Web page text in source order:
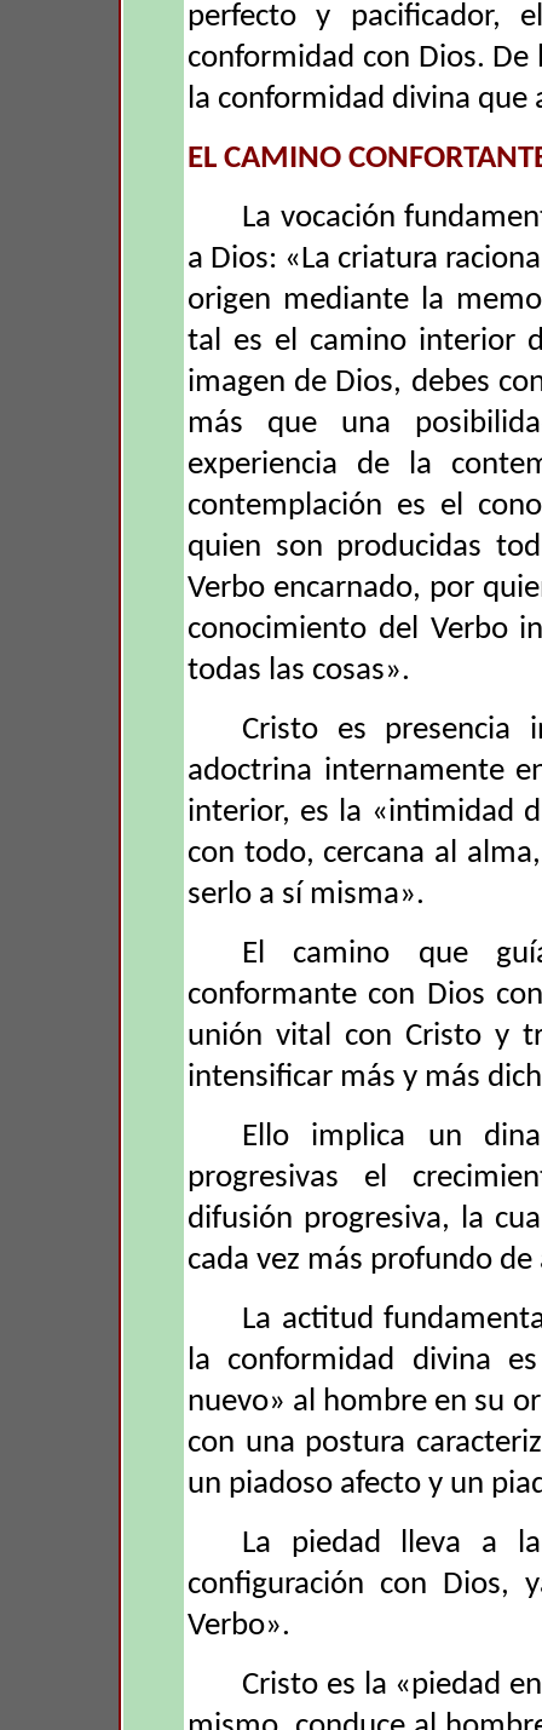
perfecto y pacificador,
conformidad con Dios.
la conformidad divina que
EL CAMINO
La vocación
a Dios: «La criatura
origen mediante la
tal es el camino interior
imagen de Dios, debes
más que una
experiencia de la
contemplación es el
quien son producidas
Verbo encarnado, por
conocimiento del Verbo
todas las cosas».
Cristo es presencia
adoctrina internamente
interior, es la «intimidad
con todo, cercana al
serlo a sí misma».
El camino que
conformante con Dios
unión vital con Cristo y
intensificar más y más
Ello implica un
progresivas el
difusión progresiva, la
cada vez más profundo
La actitud
la conformidad divina
nuevo» al hombre en su
con una postura
un piadoso afecto y un
La piedad lleva a
configuración con Dios,
Verbo».
Cristo es la «piedad